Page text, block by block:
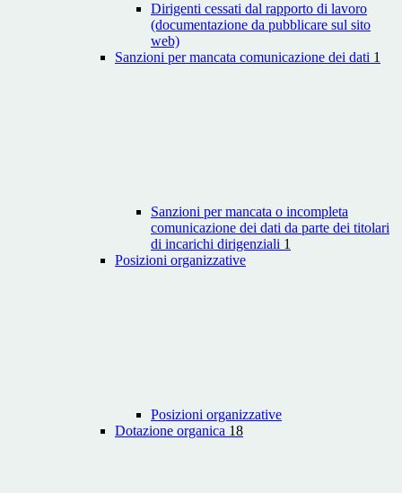
Dirigenti cessati dal rapporto di lavoro
(documentazione da pubblicare sul sito
web)
Sanzioni per mancata comunicazione dei dati 1
Sanzioni per mancata o incompleta
comunicazione dei dati da parte dei titolari
di incarichi dirigenziali 1
Posizioni organizzative
Posizioni organizzative
Dotazione organica 18